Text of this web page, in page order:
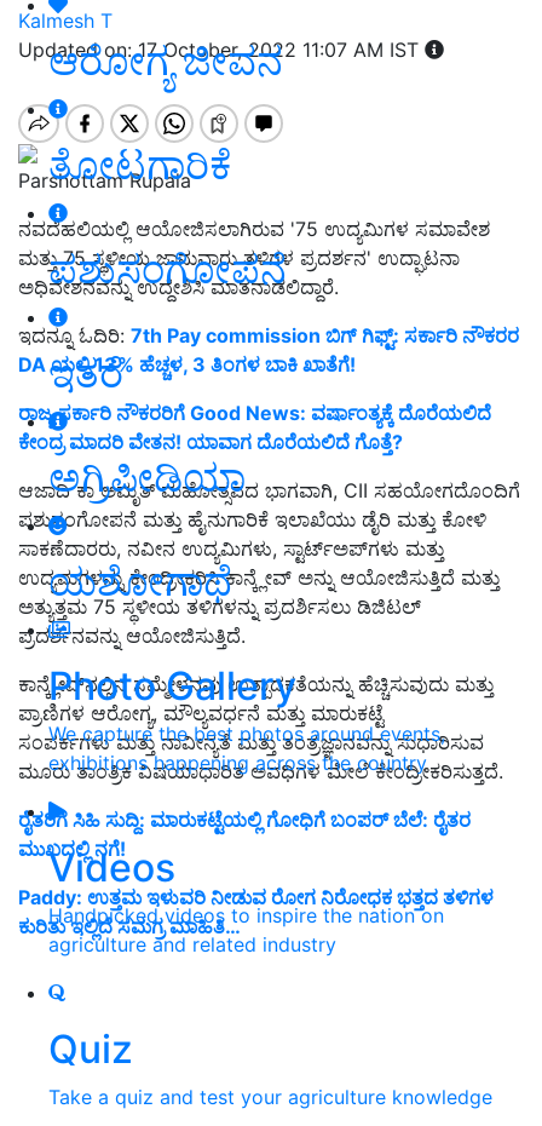
ಆರೋಗ್ಯ ಜೀವನ
ತೋಟಗಾರಿಕೆ
ಪಶುಸಂಗೋಪನೆ
ಇತರೆ
ಅಗ್ರಿಪೀಡಿಯಾ
ಯಶೋಗಾಥೆ
Photo Gallery
We capture the best photos around events,
exhibitions happening across the country
Videos
Handpicked videos to inspire the nation on
agriculture and related industry
Quiz
Take a quiz and test your agriculture knowledge
Kalmesh T
Updated on: 17 October, 2022 11:07 AM IST
Parshottam Rupala
ನವದೆಹಲಿಯಲ್ಲಿ ಆಯೋಜಿಸಲಾಗಿರುವ '75 ಉದ್ಯಮಿಗಳ ಸಮಾವೇಶ
ಮತ್ತು 75 ಸ್ಥಳೀಯ ಜಾನುವಾರು ತಳಿಗಳ ಪ್ರದರ್ಶನ' ಉದ್ಘಾಟನಾ
ಅಧಿವೇಶನವನ್ನು ಉದ್ದೇಶಿಸಿ ಮಾತನಾಡಲಿದ್ದಾರೆ.
ಇದನ್ನೂ ಓದಿರಿ: 7th Pay commission ಬಿಗ್ ಗಿಫ್ಟ್: ಸರ್ಕಾರಿ ನೌಕರರ
DA ಯಲ್ಲಿ 13% ಹೆಚ್ಚಳ, 3 ತಿಂಗಳ ಬಾಕಿ ಖಾತೆಗೆ!
ರಾಜ್ಯ ಸರ್ಕಾರಿ ನೌಕರರಿಗೆ Good News: ವರ್ಷಾಂತ್ಯಕ್ಕೆ ದೊರೆಯಲಿದೆ
ಕೇಂದ್ರ ಮಾದರಿ ವೇತನ! ಯಾವಾಗ ದೊರೆಯಲಿದೆ ಗೊತ್ತೆ?
ಆಜಾದಿ ಕಾ ಅಮೃತ್ ಮಹೋತ್ಸವದ ಭಾಗವಾಗಿ, CII ಸಹಯೋಗದೊಂದಿಗೆ
ಪಶುಸಂಗೋಪನೆ ಮತ್ತು ಹೈನುಗಾರಿಕೆ ಇಲಾಖೆಯು ಡೈರಿ ಮತ್ತು ಕೋಳಿ
ಸಾಕಣೆದಾರರು, ನವೀನ ಉದ್ಯಮಿಗಳು, ಸ್ಟಾರ್ಟ್‌ಅಪ್‌ಗಳು ಮತ್ತು
ಉದ್ಯಮಗಳನ್ನು ಕೇಂದ್ರೀಕರಿಸಿ ಕಾನ್ಕ್ಲೇವ್ ಅನ್ನು ಆಯೋಜಿಸುತ್ತಿದೆ ಮತ್ತು
ಅತ್ಯುತ್ತಮ 75 ಸ್ಥಳೀಯ ತಳಿಗಳನ್ನು ಪ್ರದರ್ಶಿಸಲು ಡಿಜಿಟಲ್
ಪ್ರದರ್ಶನವನ್ನು ಆಯೋಜಿಸುತ್ತಿದೆ.
ಕಾನ್ಕ್ಲೇವ್‌ನಲ್ಲಿನ ಸಮ್ಮೇಳನವು ಉತ್ಪಾದಕತೆಯನ್ನು ಹೆಚ್ಚಿಸುವುದು ಮತ್ತು
ಪ್ರಾಣಿಗಳ ಆರೋಗ್ಯ, ಮೌಲ್ಯವರ್ಧನೆ ಮತ್ತು ಮಾರುಕಟ್ಟೆ
ಸಂಪರ್ಕಗಳು ಮತ್ತು ನಾವೀನ್ಯತೆ ಮತ್ತು ತಂತ್ರಜ್ಞಾನವನ್ನು ಸುಧಾರಿಸುವ
ಮೂರು ತಾಂತ್ರಿಕ ವಿಷಯಾಧಾರಿತ ಅವಧಿಗಳ ಮೇಲೆ ಕೇಂದ್ರೀಕರಿಸುತ್ತದೆ.
ರೈತರಿಗೆ ಸಿಹಿ ಸುದ್ದಿ: ಮಾರುಕಟ್ಟೆಯಲ್ಲಿ ಗೋಧಿಗೆ ಬಂಪರ್ ಬೆಲೆ: ರೈತರ
ಮುಖದಲ್ಲಿ ನಗೆ!
Paddy: ಉತ್ತಮ ಇಳುವರಿ ನೀಡುವ ರೋಗ ನಿರೋಧಕ ಭತ್ತದ ತಳಿಗಳ
ಕುರಿತು ಇಲ್ಲಿದೆ ಸಮಗ್ರ ಮಾಹಿತಿ…